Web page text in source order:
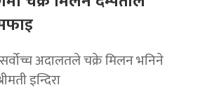
अदालतले चक्रे मिलन भनिने
इन्दिरा